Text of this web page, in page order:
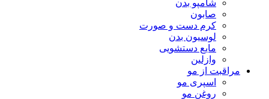
شامپو بدن
صابون
کرم دست و صورت
لوسیون بدن
مایع دستشویی
وازلین
مراقبت از مو
اسپری مو
روغن مو